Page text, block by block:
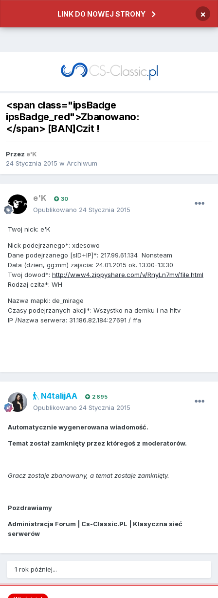
LINK DO NOWEJ STRONY ×
<span class="ipsBadge
ipsBadge_red">Zbanowano:
</span> [BAN]Czit !
Przez e'K
24 Stycznia 2015 w Archiwum
e'K 30
Opublikowano 24 Stycznia 2015
Twoj nick: e'K
Nick podejrzanego*: xdesowo
Dane podejrzanego [sID+IP]*: 217.99.61.134 Nonsteam
Data (dzien, gg:mm) zajscia: 24.01.2015 ok. 13:00-13:30
Twoj dowod*: http://www4.zippyshare.com/v/RnyLn7mv/file.html
Rodzaj czita*: WH
Nazwa mapki: de_mirage
Czasy podejrzanych akcji*: Wszystko na demku i na hltv
IP /Nazwa serwera: 31.186.82.184:27691 / ffa
N4talijAA 2 695
Opublikowano 24 Stycznia 2015
Automatycznie wygenerowana wiadomość.
Temat został zamknięty przez któregoś z moderatorów.
Gracz zostaje zbanowany, a temat zostaje zamknięty.
Pozdrawiamy
Administracja Forum | Cs-Classic.PL | Klasyczna sieć
serwerów
1 rok później...